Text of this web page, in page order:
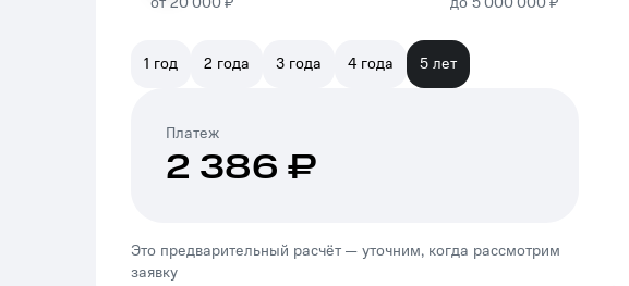
1 год 2 года 3 года 4 года 5 лет
Платеж
2 386 ₽
Это предварительный расчёт — уточним, когда рассмотрим
заявку